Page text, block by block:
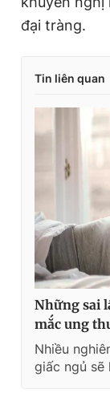
đại tràng.
Tin liên quan
Những sai
mắc ung
Nhiều
giấc ngủ sẽ